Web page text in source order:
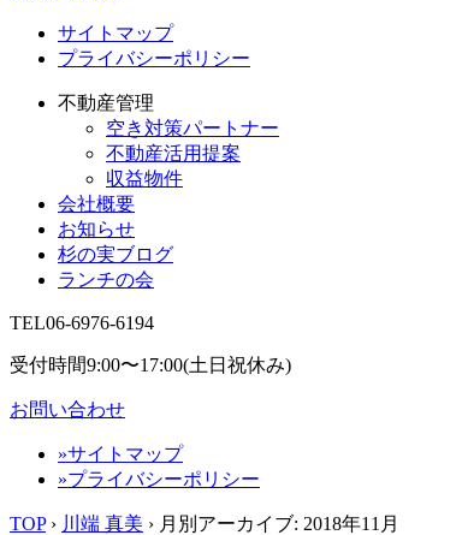
サイトマップ
プライバシーポリシー
不動産管理
空き対策パートナー
不動産活用提案
収益物件
会社概要
お知らせ
杉の実ブログ
ランチの会
TEL06-6976-6194
受付時間9:00〜17:00(土日祝休み)
お問い合わせ
»サイトマップ
»プライバシーポリシー
TOP› 川端 真美 › 月別アーカイブ: 2018年11月